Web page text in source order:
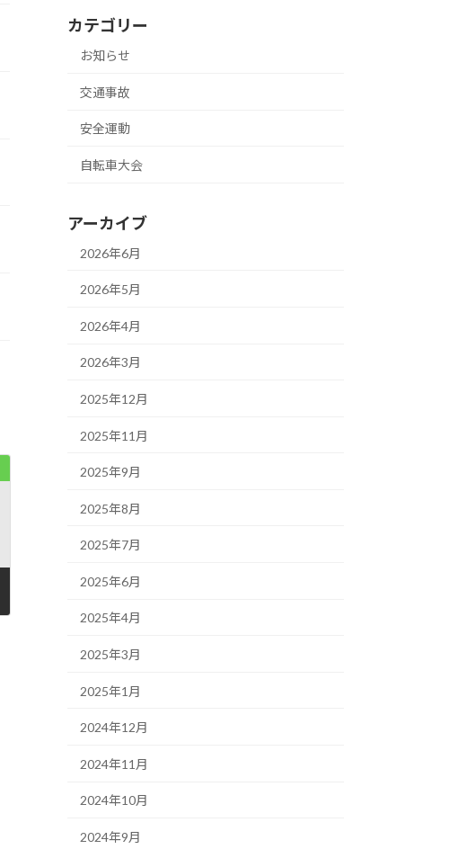
カテゴリー
お知らせ
交通事故
安全運動
自転車大会
アーカイブ
2026年6月
2026年5月
2026年4月
2026年3月
2025年12月
2025年11月
2025年9月
2025年8月
2025年7月
2025年6月
2025年4月
2025年3月
2025年1月
2024年12月
2024年11月
2024年10月
2024年9月